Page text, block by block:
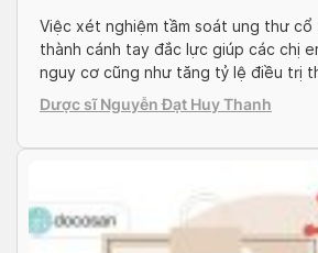
Việc xét nghiệm tầm soát ung thư
thành cánh tay đắc lực giúp các chị
nguy cơ cũng như tăng tỷ lệ điều trị
ung thư này. Vậy, tầm soát ung thư
hiện như thế nào và cần lưu […]
Dược sĩ Nguyễn Đạt Huy Thanh